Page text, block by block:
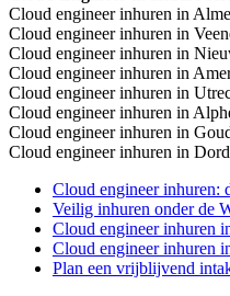
Cloud engineer inhuren in
Cloud engineer inhuren in
Cloud engineer inhuren in
Cloud engineer inhuren in
Cloud engineer inhuren in
Cloud engineer inhuren in
Cloud engineer inhuren in
Cloud engineer inhuren in
Cloud engineer inhuren:
Veilig inhuren onder de
Cloud engineer inhuren
Cloud engineer inhuren
Plan een vrijblijvend